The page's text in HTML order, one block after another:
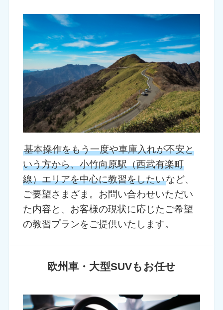
基本操作をもう一度や車庫入れが不安と
いう方から、小竹向原駅（西武有楽町
線）エリアを中心に教習をしたいなど、
ご要望さまざま。お問い合わせいただい
た内容と、お客様の現状に応じたご希望
の教習プランをご提供いたします。
欧州車・大型SUVもお任せ